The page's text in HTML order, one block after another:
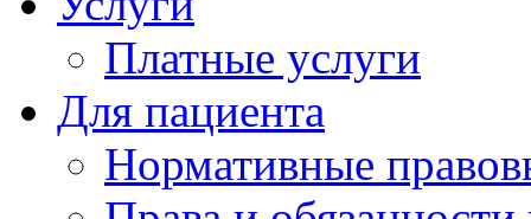
Платные услуги
Для пациента
Нормативные